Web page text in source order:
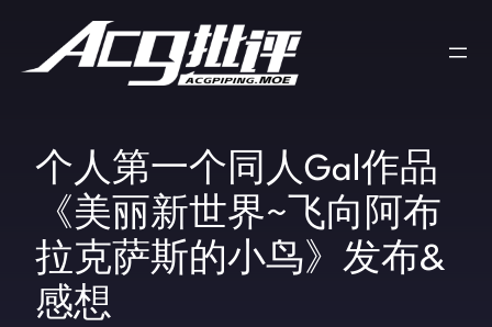
个人第一个同人Gal作品
《美丽新世界~飞向阿布
拉克萨斯的小鸟》发布&
感想